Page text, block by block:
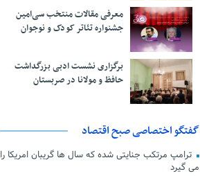
معرفی مقالات منتخب سی‌امین
جشنواره تئاتر کودک و نوجوان
برگزاری نشست ادبی بزرگداشت
حافظ و مولانا در صربستان
گفتگو اختصاصی صبح اقتصاد
ترامپ مرتکب جنایتی شده که سال ها گریبان امریکا را
می گیرد